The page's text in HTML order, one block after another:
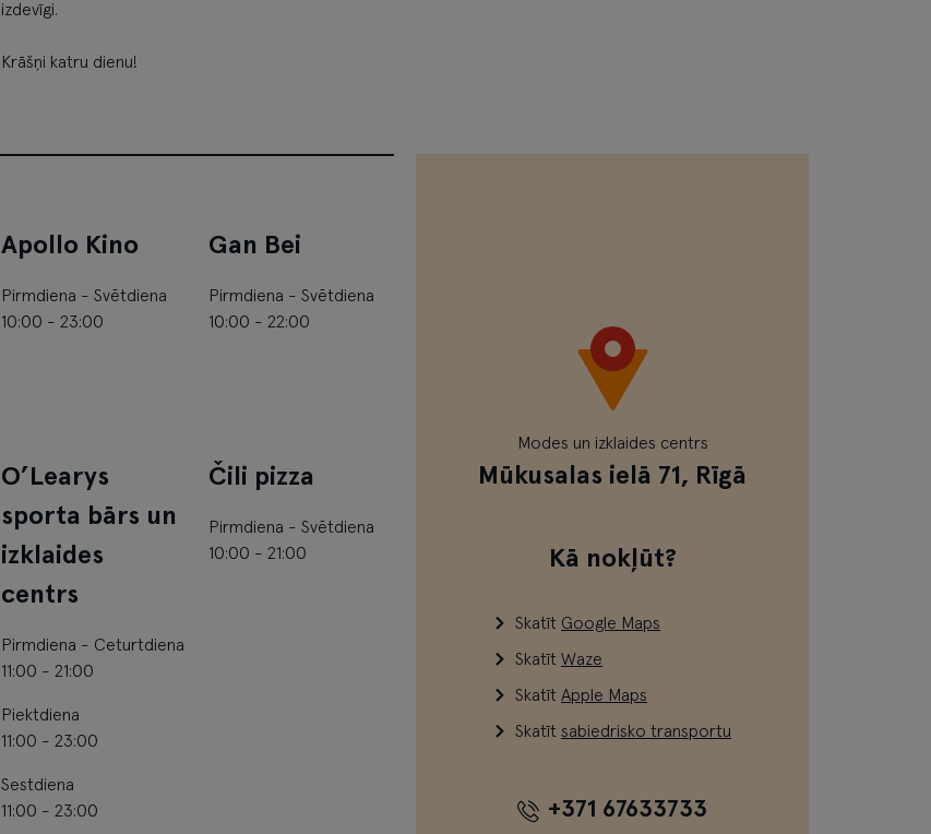
izdevīgi.
Krāšņi katru dienu!
Apollo Kino
Pirmdiena - Svētdiena
10:00 - 23:00
Gan Bei
Pirmdiena - Svētdiena
10:00 - 22:00
O’Learys
sporta bārs un
izklaides
centrs
Pirmdiena - Ceturtdiena
11:00 - 21:00
Piektdiena
11:00 - 23:00
Sestdiena
11:00 - 23:00
Čili pizza
Pirmdiena - Svētdiena
10:00 - 21:00
Modes un izklaides centrs
Mūkusalas ielā 71, Rīgā
Kā nokļūt?
Skatīt Google Maps
Skatīt Waze
Skatīt Apple Maps
Skatīt sabiedrisko transportu
+371 67633733